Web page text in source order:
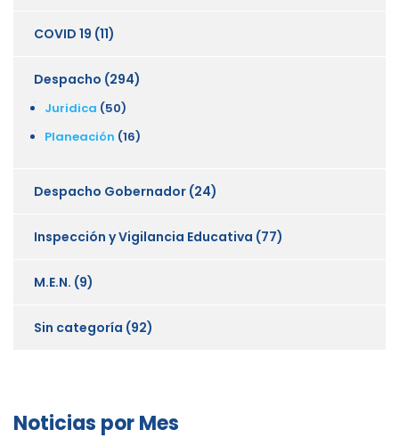
COVID 19 (11)
Despacho (294)
Juridica (50)
Planeación (16)
Despacho Gobernador (24)
Inspección y Vigilancia Educativa (77)
M.E.N. (9)
Sin categoría (92)
Noticias por Mes